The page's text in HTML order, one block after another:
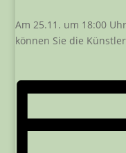
Am 25.11. um 18:00
können Sie die